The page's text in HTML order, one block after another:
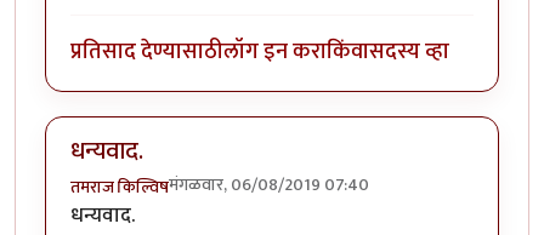
प्रतिसाद देण्यासाठीलॉग इन कराकिंवासदस्य व्हा
धन्यवाद.
तमराज किल्विषमंगळवार, 06/08/2019 07:40
धन्यवाद.